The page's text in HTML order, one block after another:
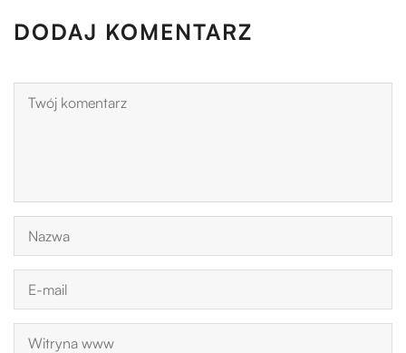
DODAJ KOMENTARZ